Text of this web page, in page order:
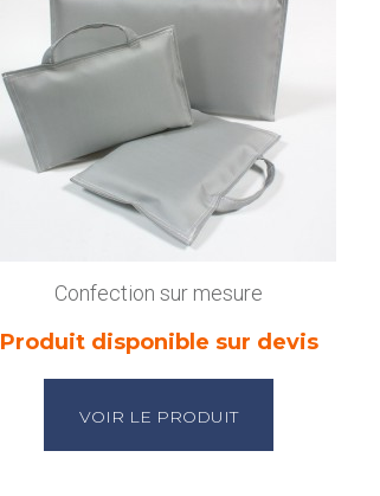
Confection sur mesure
Produit disponible sur devis
VOIR LE PRODUIT